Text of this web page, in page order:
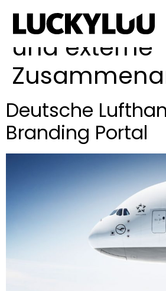
Schlagwort:
und externe
Deutsche
Branding Portal